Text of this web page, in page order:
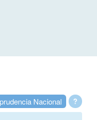
?
Nacional